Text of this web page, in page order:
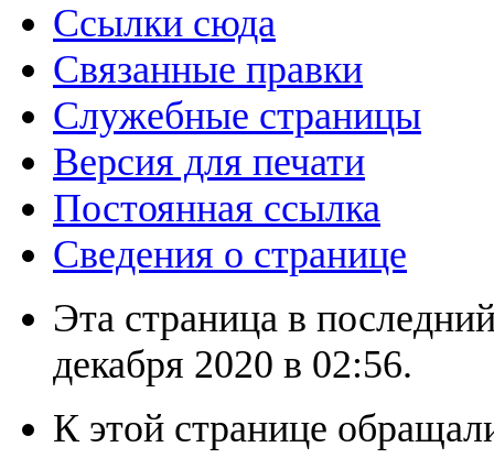
Ссылки сюда
Связанные правки
Служебные страницы
Версия для печати
Постоянная ссылка
Сведения о странице
Эта страница в
декабря 2020 в 02:56.
К этой странице